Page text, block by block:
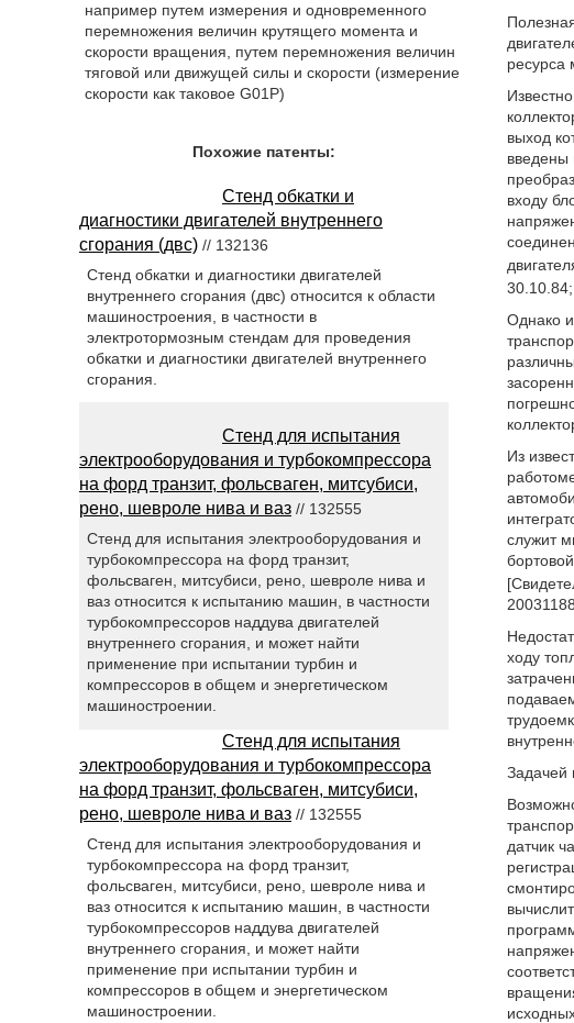
например путем измерения и одновременного
перемножения величин крутящего момента и
скорости вращения, путем перемножения величин
тяговой или движущей силы и скорости (измерение
скорости как таковое G01P)
ресурса
выход
введены
входу
Однако
Из
служит
ходу
Задачей
датчик
Похожие патенты:
Стенд обкатки и
диагностики двигателей внутреннего
сгорания (двс) // 132136
Стенд обкатки и диагностики двигателей
внутреннего сгорания (двс) относится к области
машиностроения, в частности в
электротормозным стендам для проведения
обкатки и диагностики двигателей внутреннего
сгорания.
Стенд для испытания
электрооборудования и турбокомпрессора
на форд транзит, фольсваген, митсубиси,
рено, шевроле нива и ваз // 132555
Стенд для испытания электрооборудования и
турбокомпрессора на форд транзит,
фольсваген, митсубиси, рено, шевроле нива и
ваз относится к испытанию машин, в частности
турбокомпрессоров наддува двигателей
внутреннего сгорания, и может найти
применение при испытании турбин и
компрессоров в общем и энергетическом
машиностроении.
Стенд для испытания
электрооборудования и турбокомпрессора
на форд транзит, фольсваген, митсубиси,
рено, шевроле нива и ваз // 132555
Стенд для испытания электрооборудования и
турбокомпрессора на форд транзит,
фольсваген, митсубиси, рено, шевроле нива и
ваз относится к испытанию машин, в частности
турбокомпрессоров наддува двигателей
внутреннего сгорания, и может найти
применение при испытании турбин и
компрессоров в общем и энергетическом
машиностроении.